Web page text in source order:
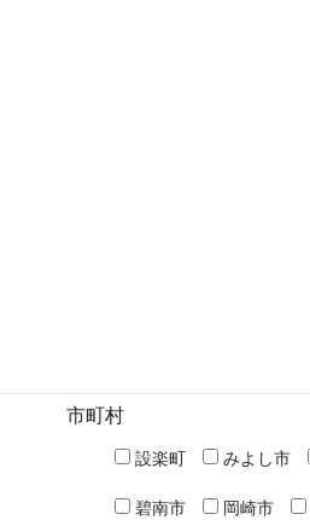
市町村
設楽町 みよし市
碧南市 岡崎市